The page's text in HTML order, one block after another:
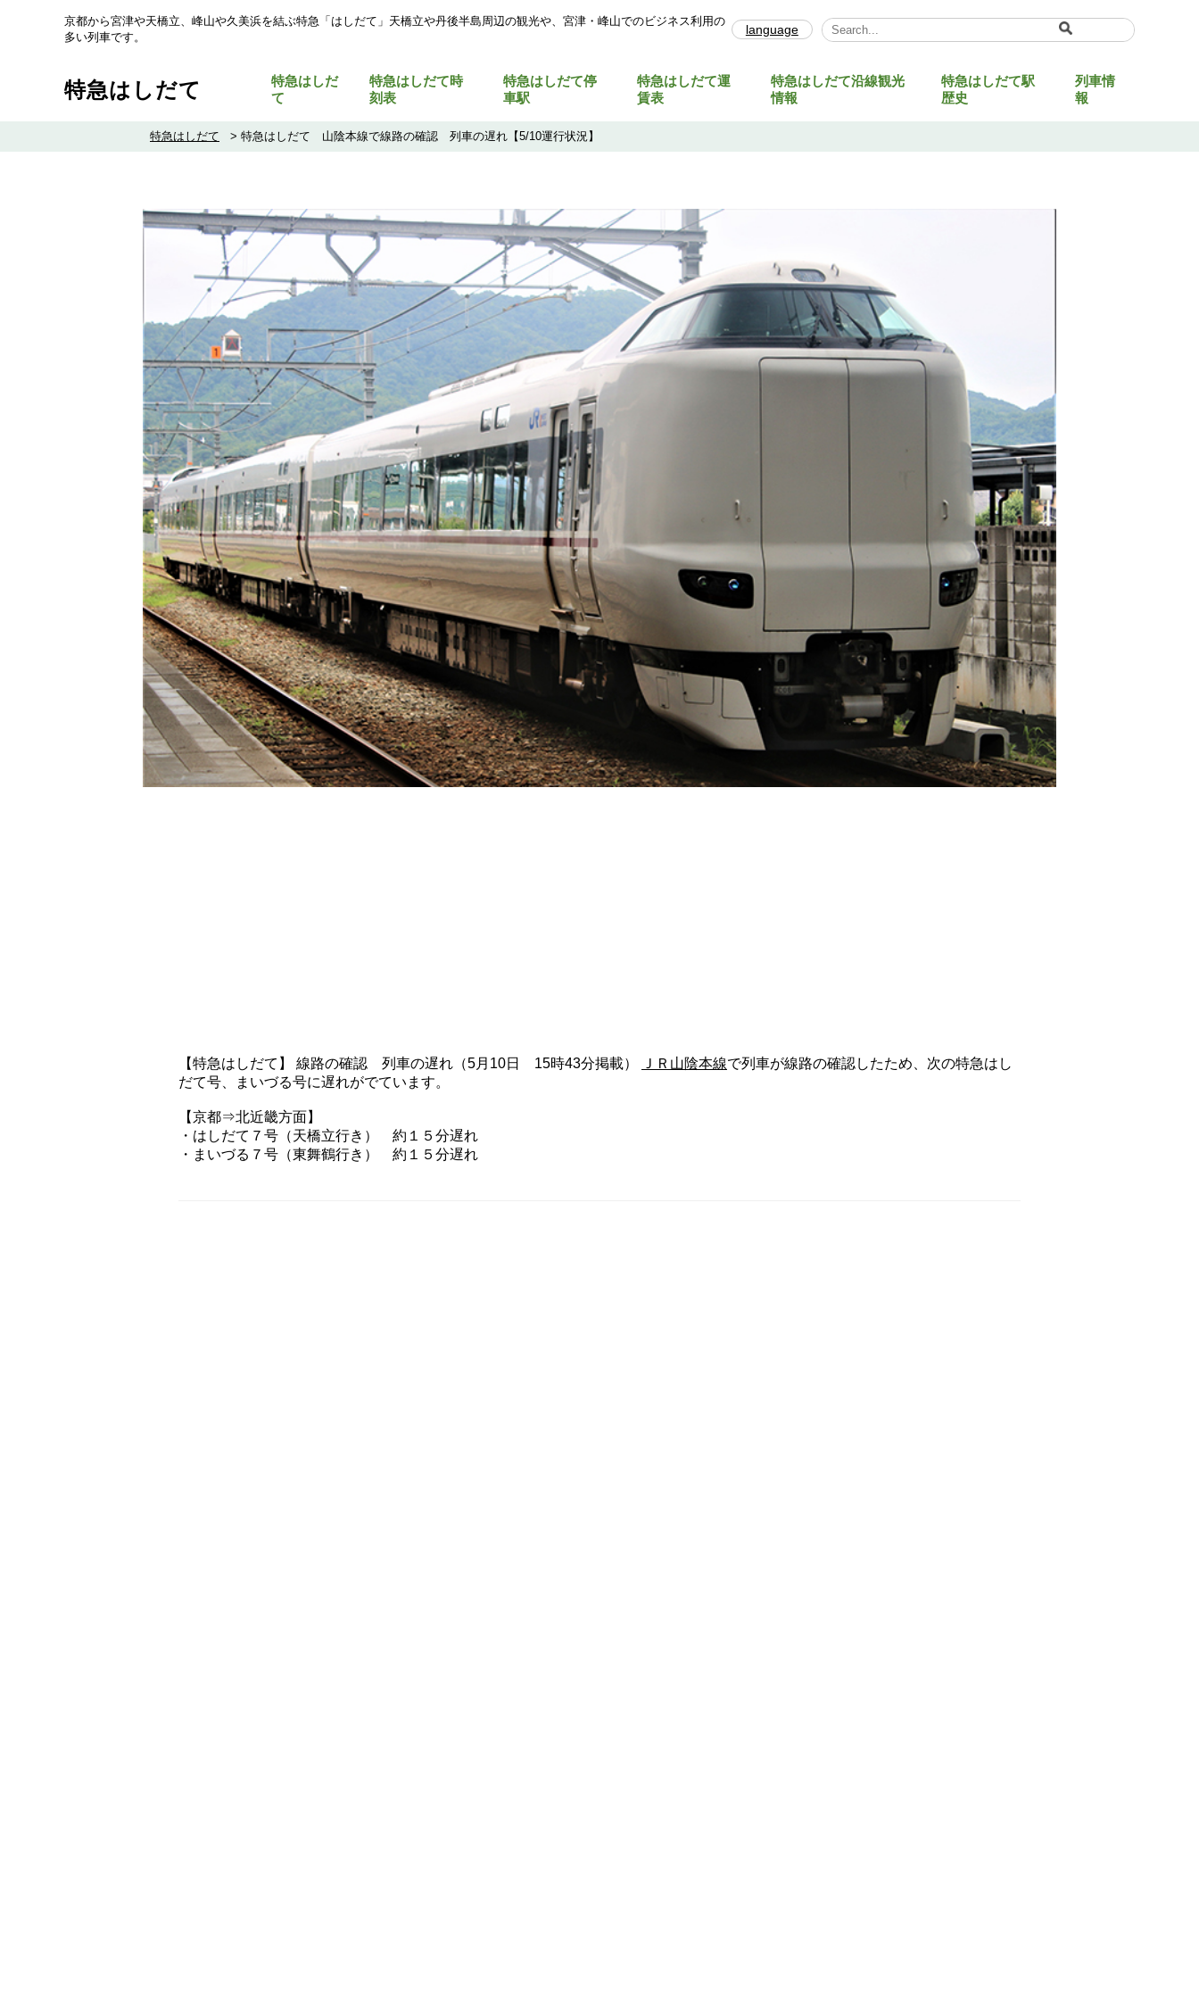
京都から宮津や天橋立、峰山や久美浜を結ぶ特急「はしだて」天橋立や丹後半島周辺の観光や、宮津・峰山でのビジネス利用の
多い列車です。
language
特急はしだて
特急はしだ
て
特急はしだて時
刻表
特急はしだて停
車駅
特急はしだて運
賃表
特急はしだて沿線観光
情報
特急はしだて駅
歴史
列車情
報
特急はしだて > 特急はしだて 山陰本線で線路の確認 列車の遅れ【5/10運行状況】
【特急はしだて】 線路の確認 列車の遅れ（5月10日 15時43分掲載） ＪＲ山陰本線で列車が線路の確認したため、次の特急はし
だて号、まいづる号に遅れがでています。
【京都⇒北近畿方面】
・はしだて７号（天橋立行き） 約１５分遅れ
・まいづる７号（東舞鶴行き） 約１５分遅れ